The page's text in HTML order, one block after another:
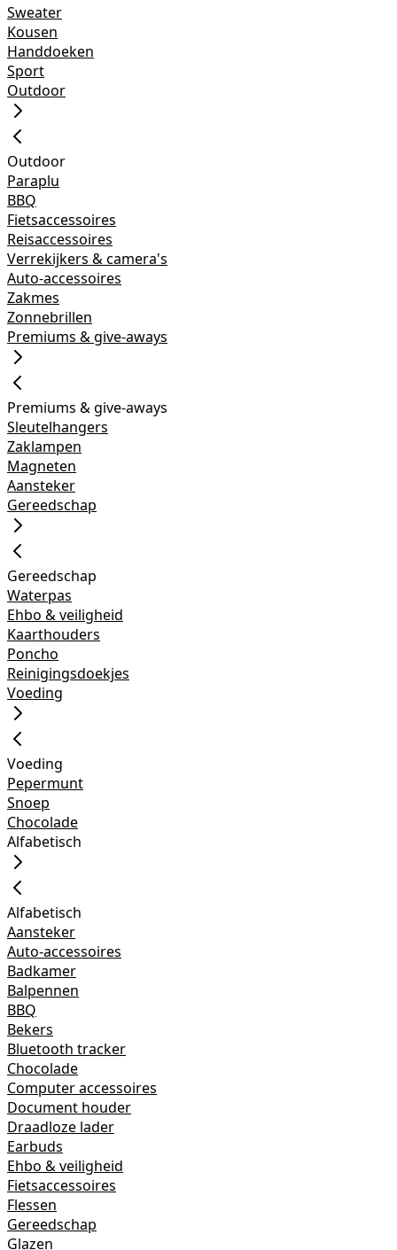
Sweater
Kousen
Handdoeken
Sport
Outdoor
Outdoor
Paraplu
BBQ
Fietsaccessoires
Reisaccessoires
Verrekijkers & camera's
Auto-accessoires
Zakmes
Zonnebrillen
Premiums & give-aways
Premiums & give-aways
Sleutelhangers
Zaklampen
Magneten
Aansteker
Gereedschap
Gereedschap
Waterpas
Ehbo & veiligheid
Kaarthouders
Poncho
Reinigingsdoekjes
Voeding
Voeding
Pepermunt
Snoep
Chocolade
Alfabetisch
Alfabetisch
Aansteker
Auto-accessoires
Badkamer
Balpennen
BBQ
Bekers
Bluetooth tracker
Chocolade
Computer accessoires
Document houder
Draadloze lader
Earbuds
Ehbo & veiligheid
Fietsaccessoires
Flessen
Gereedschap
Glazen